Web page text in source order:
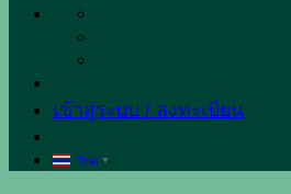
เข้าสู่ระบบ / ลงทะเบียน
Thai ▼